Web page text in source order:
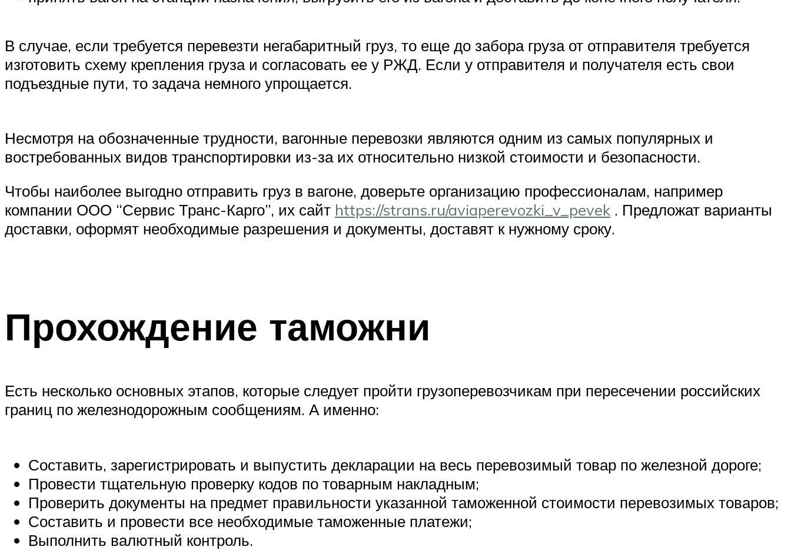
В случае, если требуется перевезти негабаритный груз, то еще до забора груза от отправителя требуется
изготовить схему крепления груза и согласовать ее у РЖД. Если у отправителя и получателя есть свои
подъездные пути, то задача немного упрощается.
Несмотря на обозначенные трудности, вагонные перевозки являются одним из самых популярных и
востребованных видов транспортировки из-за их относительно низкой стоимости и безопасности.
Чтобы наиболее выгодно отправить груз в вагоне, доверьте организацию профессионалам, например
компании ООО “Сервис Транс-Карго”, их сайт https://strans.ru/aviaperevozki_v_pevek . Предложат варианты
доставки, оформят необходимые разрешения и документы, доставят к нужному сроку.
Прохождение таможни
Есть несколько основных этапов, которые следует пройти грузоперевозчикам при пересечении российских
границ по железнодорожным сообщениям. А именно:
Составить, зарегистрировать и выпустить декларации на весь перевозимый товар по железной дороге;
Провести тщательную проверку кодов по товарным накладным;
Проверить документы на предмет правильности указанной таможенной стоимости перевозимых товаров;
Составить и провести все необходимые таможенные платежи;
Выполнить валютный контроль.